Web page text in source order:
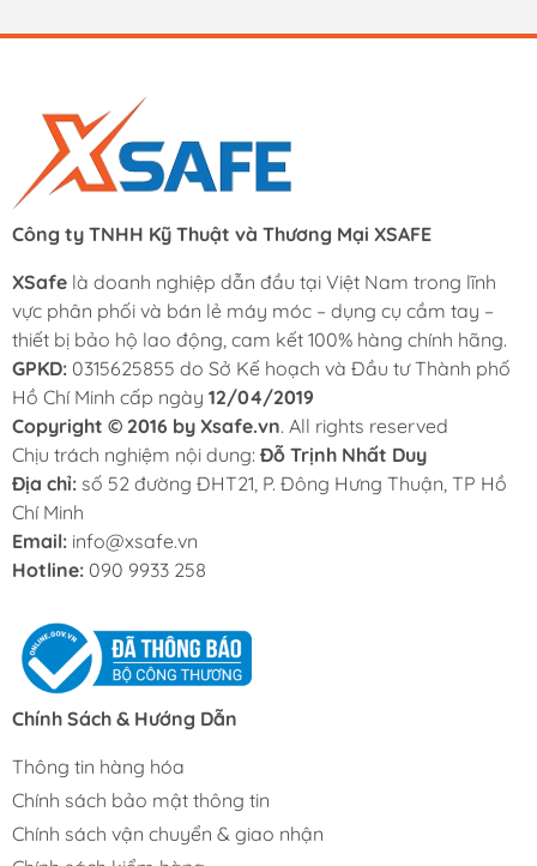
Công ty TNHH Kỹ Thuật và Thương Mại XSAFE
XSafe là doanh nghiệp dẫn đầu tại Việt Nam trong lĩnh
vực phân phối và bán lẻ máy móc – dụng cụ cầm tay –
thiết bị bảo hộ lao động, cam kết 100% hàng chính hãng.
GPKD: 0315625855 do Sở Kế hoạch và Đầu tư Thành phố
Hồ Chí Minh cấp ngày 12/04/2019
Copyright © 2016 by Xsafe.vn. All rights reserved
Chịu trách nghiệm nội dung: Đỗ Trịnh Nhất Duy
Địa chỉ: số 52 đường ĐHT21, P. Đông Hưng Thuận, TP Hồ
Chí Minh
Email: info@xsafe.vn
Hotline: 090 9933 258
Chính Sách & Hướng Dẫn
Thông tin hàng hóa
Chính sách bảo mật thông tin
Chính sách vận chuyển & giao nhận